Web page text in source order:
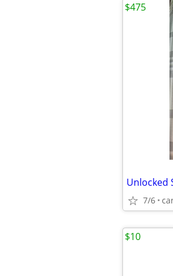
Unlocked
7/6
$475
$10